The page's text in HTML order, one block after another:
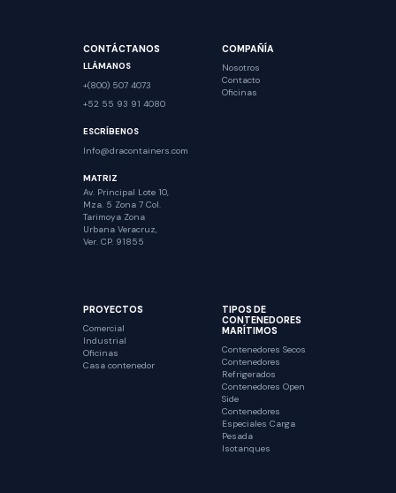
CONTÁCTANOS
LLÁMANOS
+(800) 507 4073
+52 55 93 91 4080
ESCRÍBENOS
Info@dracontainers.com
MATRIZ
Av. Principal Lote 10,
Mza. 5 Zona 7 Col.
Tarimoya Zona
Urbana Veracruz,
Ver. CP. 91855
COMPAÑÍA
Nosotros
Contacto
Oficinas
PROYECTOS
Comercial
Industrial
Oficinas
Casa contenedor
TIPOS DE
CONTENEDORES
MARÍTIMOS
Contenedores Secos
Contenedores
Refrigerados
Contenedores Open
Side
Contenedores
Especiales Carga
Pesada
Isotanques